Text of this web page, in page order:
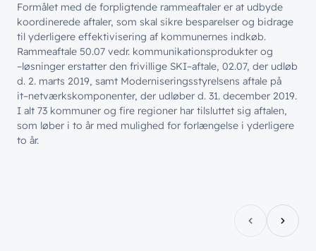
Hvem vi er
Cases
Offentlige organisationer
Bliv inspireret
Splunk
Møderum
Kontaktcenter
// SERVICES
Bæredygtighed
// PART OF WINGMEN
teamet!
Webinarer
Wingmen Community
Formålet med de forpligtende rammeaftaler er at udbyde
koordinerede aftaler, som skal sikre besparelser og bidrage
til yderligere effektivisering af kommunernes indkøb.
Rammeaftale 50.07 vedr. kommunikationsprodukter og
–løsninger erstatter den frivillige SKI–aftale, 02.07, der udløb
d. 2. marts 2019, samt Moderniseringsstyrelsens aftale på
it–netværkskomponenter, der udløber d. 31. december 2019.
I alt 73 kommuner og fire regioner har tilsluttet sig aftalen,
som løber i to år med mulighed for forlængelse i yderligere
to år.